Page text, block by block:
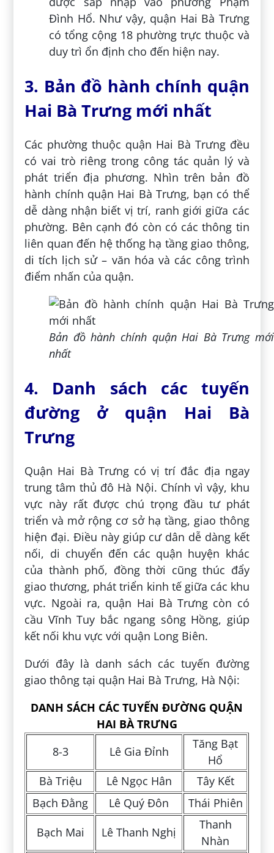
Đình Hổ. Như vậy, quận Hai Bà Trưng
có tổng cộng 18 phường trực thuộc và
duy trì ổn định cho đến hiện nay.
3. Bản đồ hành chính quận
Hai Bà Trưng mới nhất
Các phường thuộc quận Hai Bà Trưng đều
có vai trò riêng trong công tác quản lý và
phát triển địa phương. Nhìn trên bản đồ
hành chính quận Hai Bà Trưng, bạn có thể
dễ dàng nhận biết vị trí, ranh giới giữa các
phường. Bên cạnh đó còn có các thông tin
liên quan đến hệ thống hạ tầng giao thông,
di tích lịch sử – văn hóa và các công trình
điểm nhấn của quận.
Bản đồ hành chính quận Hai Bà Trưng mới
nhất
4. Danh sách các tuyến
đường ở quận Hai Bà
Trưng
Quận Hai Bà Trưng có vị trí đắc địa ngay
trung tâm thủ đô Hà Nội. Chính vì vậy, khu
vực này rất được chú trọng đầu tư phát
triển và mở rộng cơ sở hạ tầng, giao thông
hiện đại. Điều này giúp cư dân dễ dàng kết
nối, di chuyển đến các quận huyện khác
của thành phố, đồng thời cũng thúc đẩy
giao thương, phát triển kinh tế giữa các khu
vực. Ngoài ra, quận Hai Bà Trưng còn có
cầu Vĩnh Tuy bắc ngang sông Hồng, giúp
kết nối khu vực với quận Long Biên.
Dưới đây là danh sách các tuyến đường
giao thông tại quận Hai Bà Trưng, Hà Nội:
DANH SÁCH CÁC TUYẾN ĐƯỜNG QUẬN
HAI BÀ TRƯNG
8-3
Lê Gia Đỉnh
Tăng Bạt
Hổ
Bà Triệu
Lê Ngọc Hân
Tây Kết
Bạch Đằng
Lê Quý Đôn
Thái Phiên
Bạch Mai
Lê Thanh Nghị
Thanh
Nhàn